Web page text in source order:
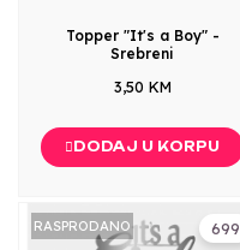
Topper "It's a Boy" -
Srebreni
3,50 KM
DODAJ U KORPU
699
RASPRODANO